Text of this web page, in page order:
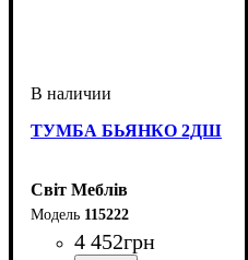
ТУМБА БЬЯНКО 2ДШ
Світ Меблів
115222
4 452грн